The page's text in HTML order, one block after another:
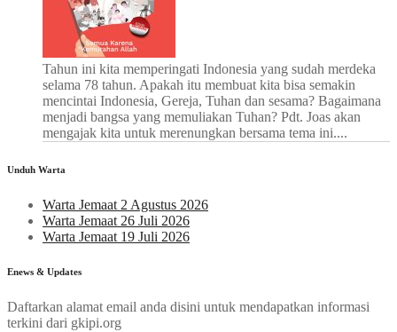
Tahun ini kita memperingati Indonesia yang sudah merdeka
selama 78 tahun. Apakah itu membuat kita bisa semakin
mencintai Indonesia, Gereja, Tuhan dan sesama? Bagaimana
menjadi bangsa yang memuliakan Tuhan? Pdt. Joas akan
mengajak kita untuk merenungkan bersama tema ini....
Unduh Warta
Warta Jemaat 2 Agustus 2026
Warta Jemaat 26 Juli 2026
Warta Jemaat 19 Juli 2026
Enews & Updates
Daftarkan alamat email anda disini untuk mendapatkan informasi
terkini dari gkipi.org